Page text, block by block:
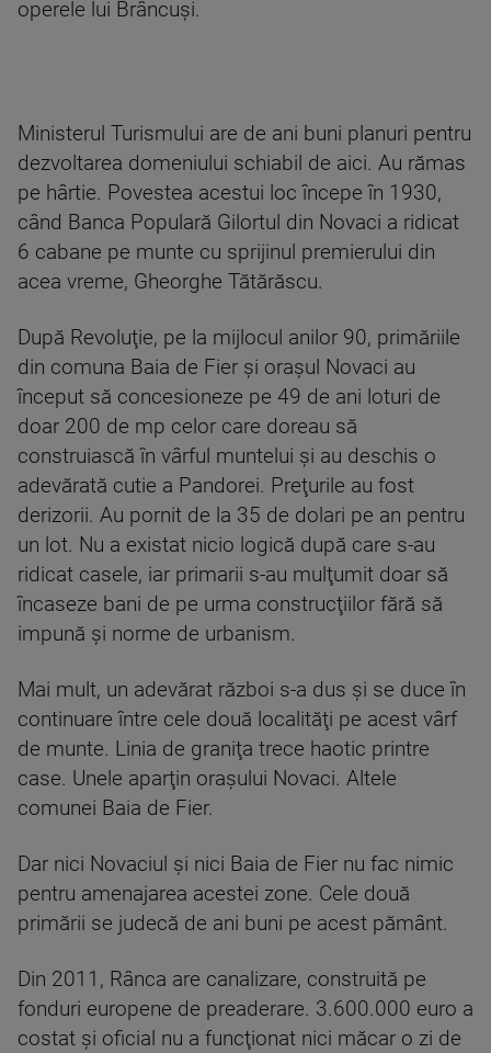
operele lui Brâncuşi.
Ministerul Turismului are de ani buni planuri pentru
dezvoltarea domeniului schiabil de aici. Au rămas
pe hârtie. Povestea acestui loc începe în 1930,
când Banca Populară Gilortul din Novaci a ridicat
6 cabane pe munte cu sprijinul premierului din
acea vreme, Gheorghe Tătărăscu.
După Revoluţie, pe la mijlocul anilor 90, primăriile
din comuna Baia de Fier şi oraşul Novaci au
început să concesioneze pe 49 de ani loturi de
doar 200 de mp celor care doreau să
construiască în vârful muntelui şi au deschis o
adevărată cutie a Pandorei. Preţurile au fost
derizorii. Au pornit de la 35 de dolari pe an pentru
un lot. Nu a existat nicio logică după care s-au
ridicat casele, iar primarii s-au mulţumit doar să
încaseze bani de pe urma construcţiilor fără să
impună şi norme de urbanism.
Mai mult, un adevărat război s-a dus şi se duce în
continuare între cele două localităţi pe acest vârf
de munte. Linia de graniţa trece haotic printre
case. Unele aparţin oraşului Novaci. Altele
comunei Baia de Fier.
Dar nici Novaciul şi nici Baia de Fier nu fac nimic
pentru amenajarea acestei zone. Cele două
primării se judecă de ani buni pe acest pământ.
Din 2011, Rânca are canalizare, construită pe
fonduri europene de preaderare. 3.600.000 euro a
costat şi oficial nu a funcţionat nici măcar o zi de